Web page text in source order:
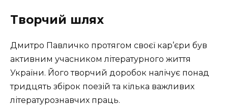
Творчий шлях
Дмитро Павличко протягом своєї кар’єри був
активним учасником літературного життя
України. Його творчий доробок налічує понад
тридцять збірок поезій та кілька важливих
літературознавчих праць.